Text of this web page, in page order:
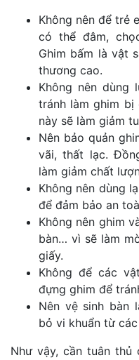
Không nên để trẻ
có thể đâm,
Ghim bấm là vật
thương cao.
Không nên dùng
tránh làm ghim bị
này sẽ làm giảm
Nên bảo quản
vãi, thất lạc.
làm giảm chất
Không nên dùng
để đảm bảo an
Không nên ghim
bàn… vì sẽ làm
giấy.
Không để các
đựng ghim để
Nên vệ sinh bàn
bỏ vi khuẩn từ
Như vậy, cần tuân